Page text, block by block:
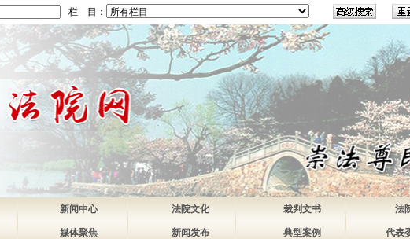
栏 目：
新闻中心 法院文化 裁判文书 法
媒体聚焦 新闻发布 典型案例 代表